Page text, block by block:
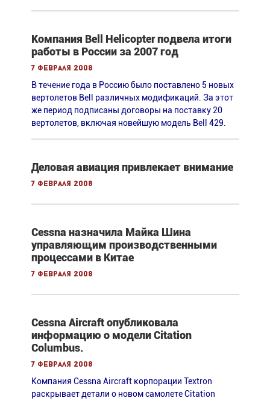
Компания Bell Helicopter подвела итоги
работы в России за 2007 год
7 февраля 2008
В течение года в Россию было поставлено 5 новых
вертолетов Bell различных модификаций. За этот
же период подписаны договоры на поставку 20
вертолетов, включая новейшую модель Bell 429.
Деловая авиация привлекает внимание
7 февраля 2008
Cessna назначила Майка Шина
управляющим производственными
процессами в Китае
7 февраля 2008
Cessna Aircraft опубликовала
информацию о модели Citation
Columbus.
7 февраля 2008
Компания Cessna Aircraft корпорации Textron
раскрывает детали о новом самолете Citation